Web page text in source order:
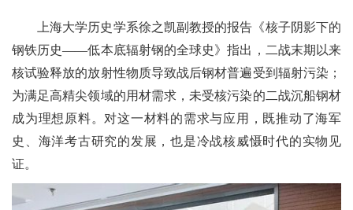
上海大学历史学系徐之凯副教授的报告《核子阴影下的
钢铁历史——低本底辐射钢的全球史》指出，二战末期以来
核试验释放的放射性物质导致战后钢材普遍受到辐射污染；
为满足高精尖领域的用材需求，未受核污染的二战沉船钢材
成为理想原料。对这一材料的需求与应用，既推动了海军
史、海洋考古研究的发展，也是冷战核威慑时代的实物见
证。